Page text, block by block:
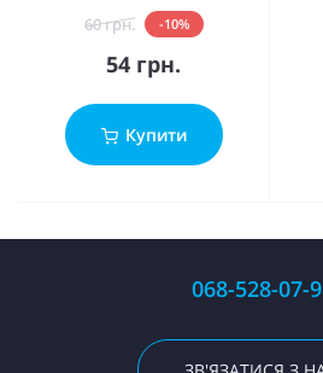
60 грн. -10%
54 грн.
Купити
068-528-07-